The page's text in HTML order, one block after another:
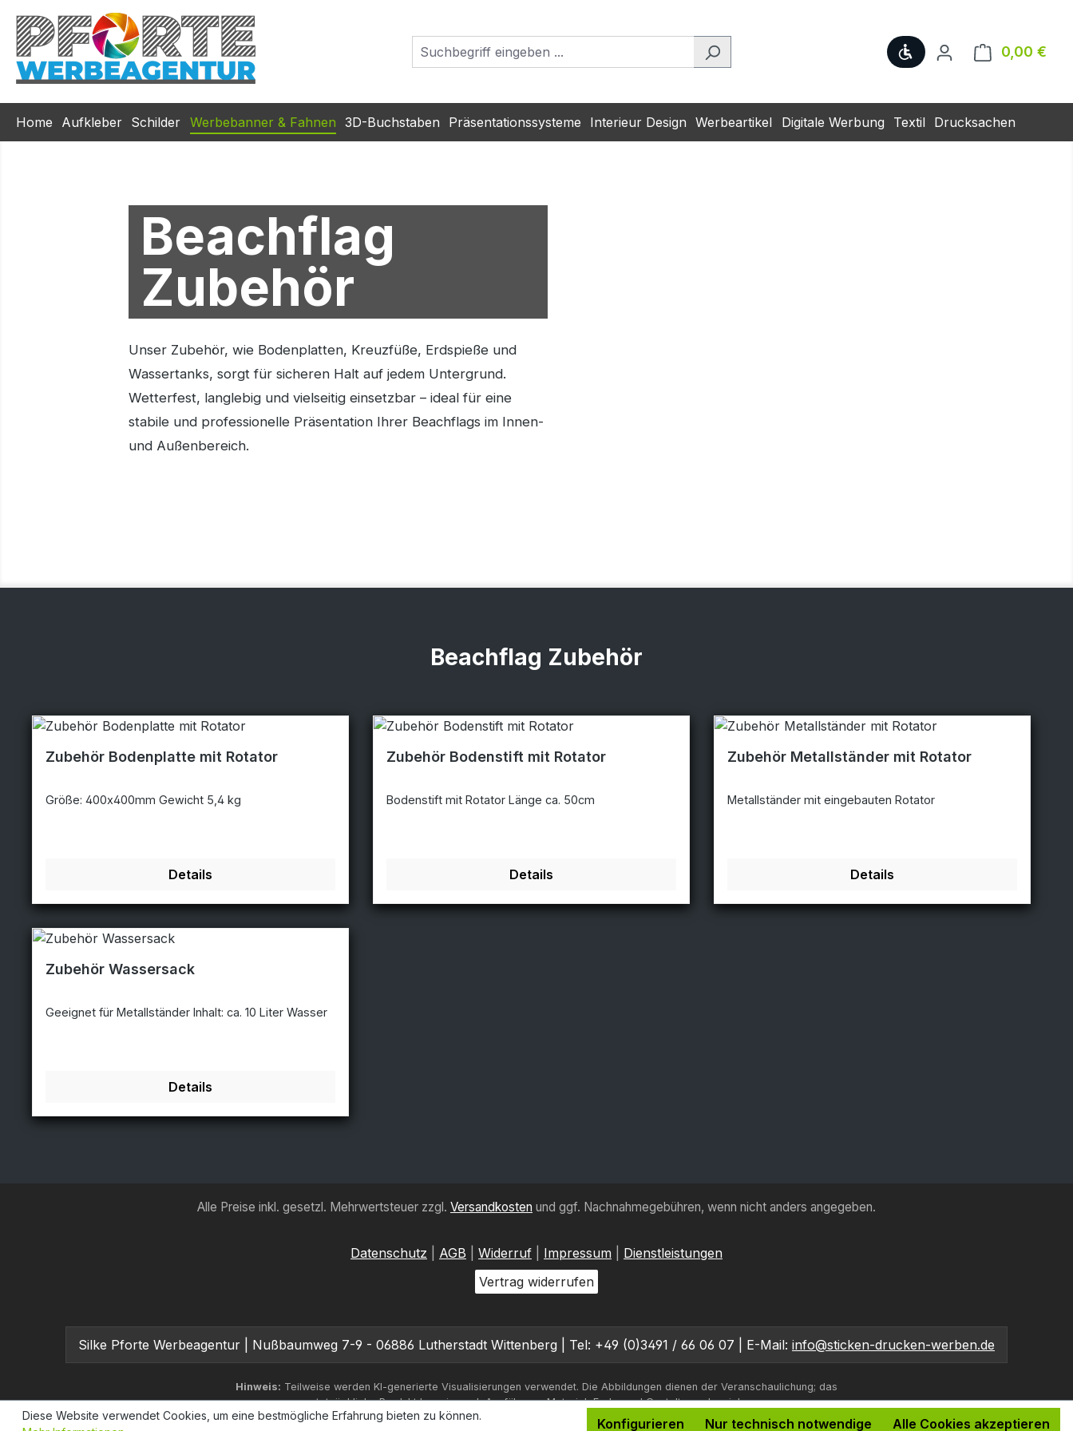
Hauptinhalt springen
Zur Suche springen
Zur Hauptnavigation springen
Werkzeugleiste anzeigen
0,00 €
Home Aufkleber Schilder Werbebanner & Fahnen 3D-Buchstaben Präsentationssysteme Interieur Design Werbeartikel Digitale Werbung Textil Drucksachen
Beachflag
Zubehör
Unser Zubehör, wie Bodenplatten, Kreuzfüße, Erdspieße und
Wassertanks, sorgt für sicheren Halt auf jedem Untergrund.
Wetterfest, langlebig und vielseitig einsetzbar – ideal für eine
stabile und professionelle Präsentation Ihrer Beachflags im Innen-
und Außenbereich.
Beachflag Zubehör
Zubehör Bodenplatte mit Rotator
Größe: 400x400mm Gewicht 5,4 kg
Details
Zubehör Bodenstift mit Rotator
Bodenstift mit Rotator Länge ca. 50cm
Details
Zubehör Metallständer mit Rotator
Metallständer mit eingebauten Rotator
Details
Zubehör Wassersack
Geeignet für Metallständer Inhalt: ca. 10 Liter Wasser
Details
Alle Preise inkl. gesetzl. Mehrwertsteuer zzgl. Versandkosten und ggf. Nachnahmegebühren, wenn nicht anders angegeben.
Datenschutz AGB Widerruf Impressum
Dienstleistungen
Vertrag widerrufen
Silke Pforte Werbeagentur | Nußbaumweg 7-9 - 06886 Lutherstadt Wittenberg | Tel: +49 (0)3491 / 66 06 07 | E-Mail: info@sticken-drucken-werben.de
Hinweis: Teilweise werden KI-generierte Visualisierungen verwendet. Die Abbildungen dienen der Veranschaulichung; das
tatsächliche Produkt kann je nach Ausführung, Material, Farbe und Gestaltung abweichen.
Diese Website verwendet Cookies, um eine bestmögliche Erfahrung bieten zu können.
Nur technisch notwendige
Konfigurieren Alle Cookies akzeptieren